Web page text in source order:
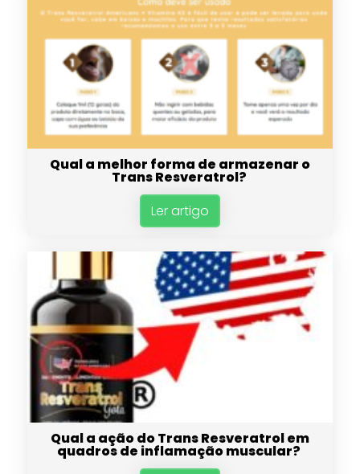
Qual a melhor forma de armazenar o
Trans Resveratrol?
Ler artigo
Qual a ação do Trans Resveratrol em
quadros de inflamação muscular?